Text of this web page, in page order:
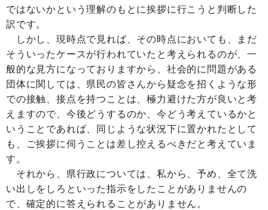
ではないかという理解のもとに挨拶に行こうと判断した
訳です。
しかし、現時点で見れば、その時点においても、まだ
そういったケースが行われていたと考えられるのが、一
般的な見方になっておりますから、社会的に問題がある
団体に関しては、県民の皆さんから疑念を招くような形
での接触、接点を持つことは、極力避けた方が良いと考
えますので、今後どうするのか、今どう考えているかと
いうことであれば、同じような状況下に置かれたとして
も、ご挨拶に伺うことは差し控えるべきだと考えていま
す。
それから、県行政については、私から、予め、全て洗
い出しをしろといった指示をしたことがありませんの
で、確定的に答えられることがありません。